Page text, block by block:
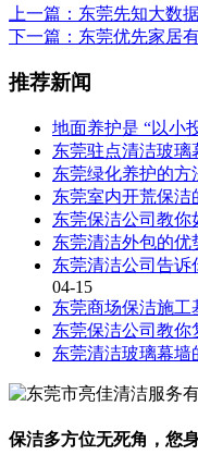
上一篇 ：东莞先知大数
下一篇 ：东莞优先家居
推荐新闻
地面养护是 “以小
东莞驻点清洁玻璃
东莞绿化养护的方
东莞室内开荒保洁
东莞保洁公司教你
东莞清洁外包的优
东莞清洁公司告
04-15
东莞商场保洁施工
东莞保洁公司教
东莞清洁玻璃幕
保洁多方位无死角，您